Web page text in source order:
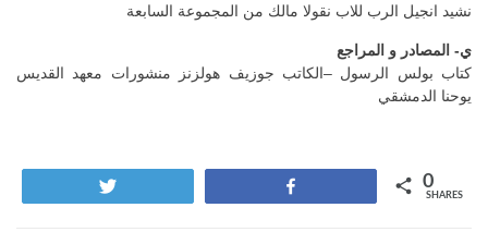
نشيد انجيل الرب للاب نقولا مالك من المجموعة السابعة
ي- المصادر و المراجع
كتاب بولس الرسول –الكاتب جوزيف هولزنز منشورات معهد القديس
يوحنا الدمشقي
0
SHARES